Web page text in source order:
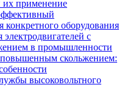
их применение
конкретного оборудования
с
в промышленности
повышенным скольжением:
высоковольтного